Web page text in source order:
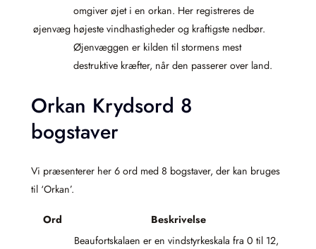
øjenvæg
omgiver øjet i en orkan. Her registreres de
højeste vindhastigheder og kraftigste nedbør.
Øjenvæggen er kilden til stormens mest
destruktive kræfter, når den passerer over land.
Orkan Krydsord 8
bogstaver
Vi præsenterer her 6 ord med 8 bogstaver, der kan bruges
til ‘Orkan’.
Ord Beskrivelse
Beaufortskalaen er en vindstyrkeskala fra 0 til 12,